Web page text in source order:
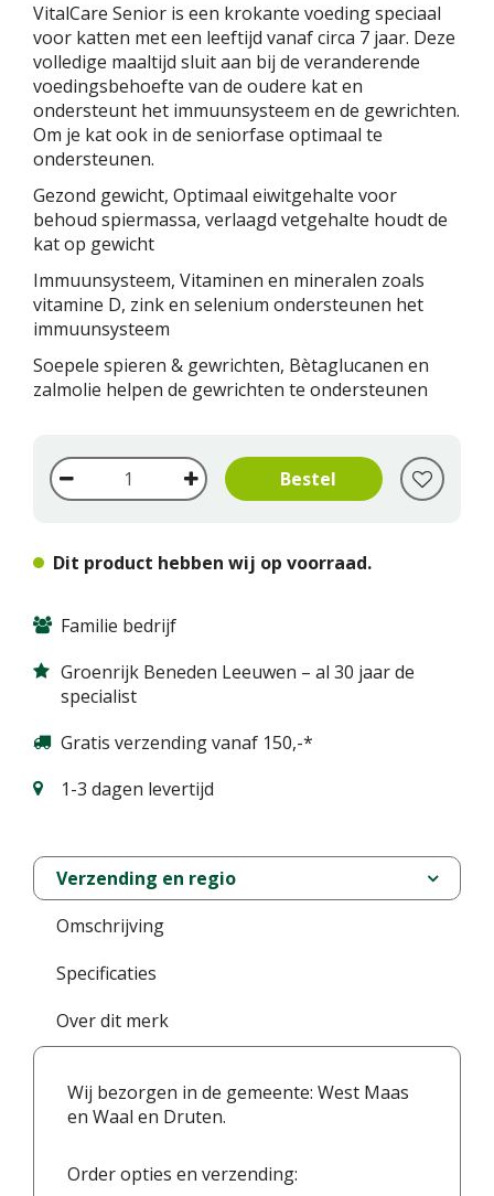
VitalCare Senior is een krokante voeding speciaal
voor katten met een leeftijd vanaf circa 7 jaar. Deze
volledige maaltijd sluit aan bij de veranderende
voedingsbehoefte van de oudere kat en
ondersteunt het immuunsysteem en de gewrichten.
Om je kat ook in de seniorfase optimaal te
ondersteunen.
Gezond gewicht, Optimaal eiwitgehalte voor
behoud spiermassa, verlaagd vetgehalte houdt de
kat op gewicht
Immuunsysteem, Vitaminen en mineralen zoals
vitamine D, zink en selenium ondersteunen het
immuunsysteem
Soepele spieren & gewrichten, Bètaglucanen en
zalmolie helpen de gewrichten te ondersteunen
Dit product hebben wij op voorraad.
Familie bedrijf
Groenrijk Beneden Leeuwen – al 30 jaar de
specialist
Gratis verzending vanaf 150,-*
1-3 dagen levertijd
Verzending en regio
Omschrijving
Specificaties
Over dit merk
Wij bezorgen in de gemeente: West Maas
en Waal en Druten.
Order opties en verzending: